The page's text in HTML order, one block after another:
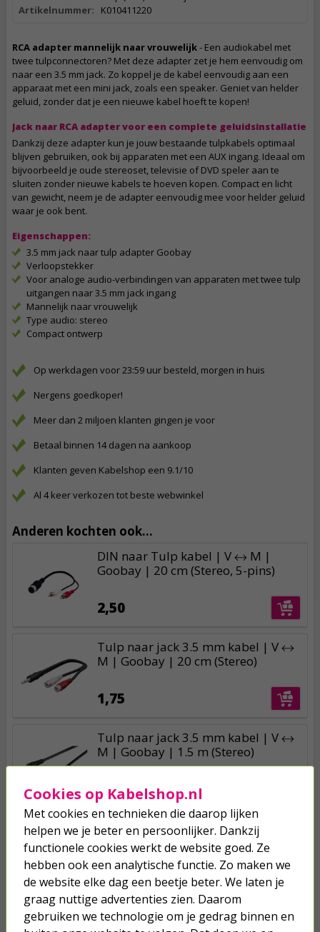
Je verwacht het niet
Turbo onkruidverdelger (Concentraat,
3x 100ml) | Ook voor je gazon!
Artikelnummer:
K010411220
RCA adapter mannelijk naar vrouwelijk- Een audiokabel met
twee tulpconnectoren? Met deze adapter zet je hem eenvoudig om
naar een 3.5 mm jack. Zo koppel je de kabel eenvoudig aan een
apparaat met een mini jack, zoals een speaker. Geniet van helder
geluid, zonder dat je een nieuwe kabel hoeft te kopen!
Jack naar RCA adapter voor een complete geluidsinstallatie
Dankzij deze adapter kun je jouw bestaande tulpkabels optimaal
blijven gebruiken, ook bij apparaten met een AUX ingang. Ideaal om
bijvoorbeeld je oude stereoset, televisie of DVD speler aan te
sluiten zonder nieuwe kabels te hoeven kopen. Compact en licht
van gewicht, neem je de adapter eenvoudig mee voor helder geluid
waar je ook bent.
Eigenschappen:
3.5 mm jack naar tulp adapter Goobay
Verloopstekker
Voor analoge audio-verbindingen van apparaten met twee tulp
uitgangen naar 3.5 mm jack ingang
Mannelijk naar vrouwelijk
Type audio: stereo
Compact ontwerp
Op werkdagen voor 23:59 uur besteld, morgen in huis
Nergens goedkoper!
Meer dan 2 miljoen klanten gingen je voor
Betaal binnen 14 dagen na aankoop
Klanten geven Kabelshop een 9.1/10
Al 4 keer verkozen tot beste webwinkel
Anderen kochten ook...
DIN naar Tulp kabel | V ↔ M |
Goobay | 20 cm (Stereo, 5-pins)
2,50
Tulp naar jack 3.5 mm kabel | V ↔
M | Goobay | 20 cm (Stereo)
1,75
Tulp naar jack 3.5 mm kabel | V ↔
M | Goobay | 1.5 m (Stereo)
2,50
Cookies op Kabelshop.nl
Met cookies en technieken die daarop lijken
helpen we je beter en persoonlijker. Dankzij
functionele cookies werkt de website goed. Ze
hebben ook een analytische functie. Zo maken we
de website elke dag een beetje beter. We laten je
graag nuttige advertenties zien. Daarom
gebruiken we technologie om je gedrag binnen en